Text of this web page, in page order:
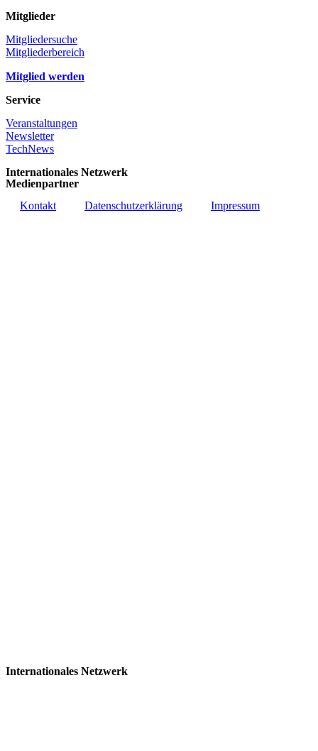
Mitglieder
Mitgliedersuche
Mitgliederbereich
Mitglied werden
Service
Veranstaltungen
Newsletter
TechNews
Internationales Netzwerk
Medienpartner
Kontakt
Datenschutzerklärung Impressum
Internationales Netzwerk